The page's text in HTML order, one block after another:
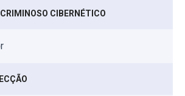
CIBERNÉTICO